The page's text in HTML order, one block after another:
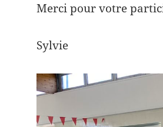
Merci pour votre
Sylvie